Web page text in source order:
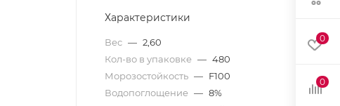
Характеристики
Вес — 2,60
Кол-во в упаковке — 480
Морозостойкость — F100
Водопоглощение — 8%
0
0